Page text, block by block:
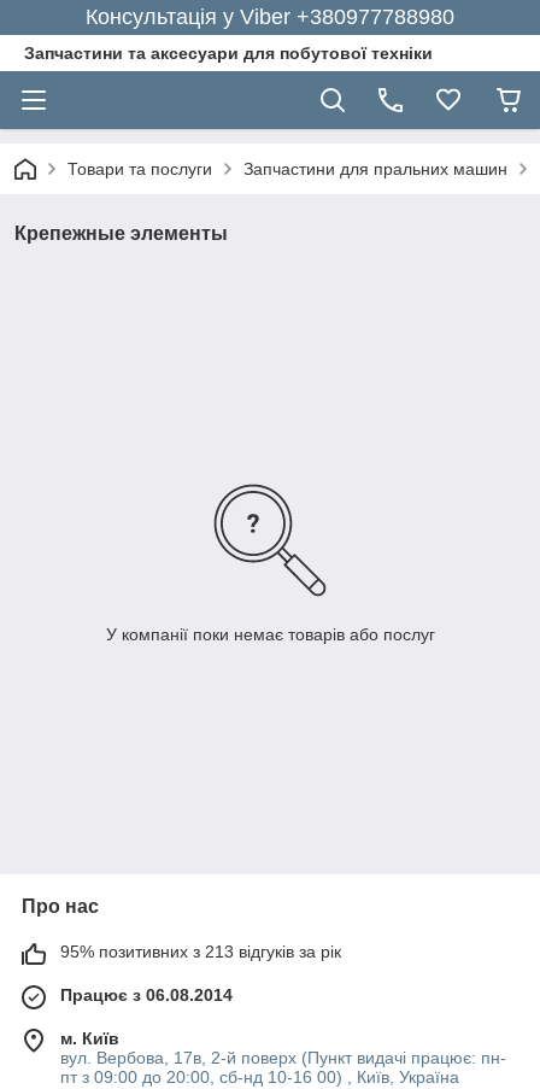
Консультація у Viber +380977788980
Запчастини та аксесуари для побутової техніки
Товари та послуги Запчастини для пральних машин
Крепежные элементы
У компанії поки немає товарів або послуг
Про нас
95% позитивних з 213 відгуків за рік
Працює з 06.08.2014
м. Київ
вул. Вербова, 17в, 2-й поверх (Пункт видачі працює: пн-
пт з 09:00 до 20:00, сб-нд 10-16 00) , Київ, Україна